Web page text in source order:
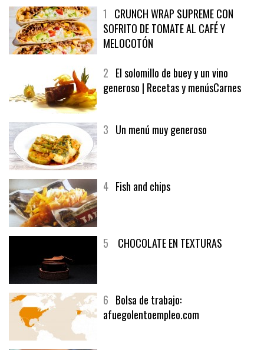
1CRUNCH WRAP SUPREME CON
SOFRITO DE TOMATE AL CAFÉ Y
MELOCOTÓN
2El solomillo de buey y un vino
6Bolsa de trabajo: